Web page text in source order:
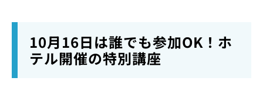
10月16日は誰でも参加OK！ホ
テル開催の特別講座